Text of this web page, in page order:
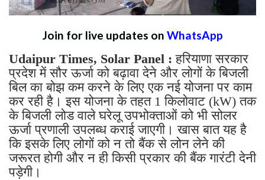
Join for live updates on WhatsApp
Udaipur Times, Solar Panel :हरियाणा सरकार
प्रदेश में सौर ऊर्जा को बढ़ावा देने और लोगों के बिजली
बिल का बोझ कम करने के लिए एक नई योजना पर काम
कर रही है। इस योजना के तहत 1 किलोवाट (kW) तक
के बिजली लोड वाले घरेलू उपभोक्ताओं को भी सोलर
ऊर्जा प्रणाली उपलब्ध कराई जाएगी। खास बात यह है
कि इसके लिए लोगों को न तो बैंक से लोन लेने की
जरूरत होगी और न ही किसी प्रकार की बैंक गारंटी देनी
पड़ेगी।